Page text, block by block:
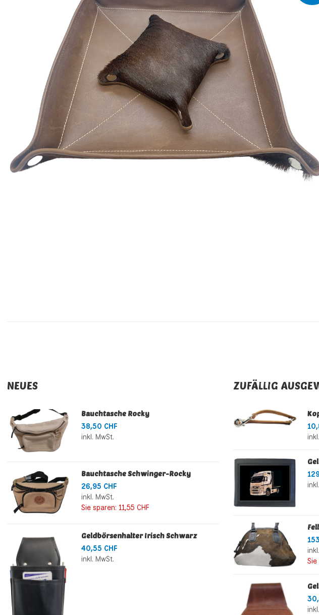
NEUES
Bauchtasche Rocky
38,50 CHF
inkl. MwSt.
Bauchtasche Schwinger-Rocky
26,95 CHF
inkl. MwSt.
Sie sparen: 11,55 CHF
Geldbörsenhalter Irisch Schwarz
40,55 CHF
inkl. MwSt.
ZUFÄLLIG
Sie